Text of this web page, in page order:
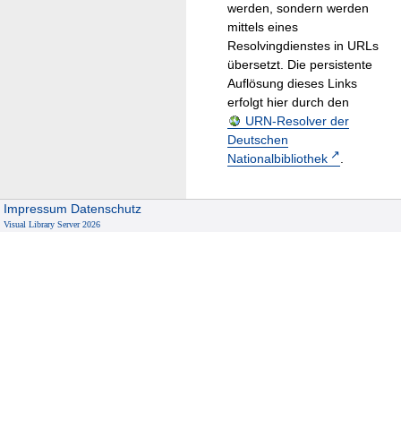
werden, sondern werden
mittels eines
Resolvingdienstes in URLs
übersetzt. Die persistente
Auflösung dieses Links
erfolgt hier durch den
URN-Resolver der
Deutschen
Nationalbibliothek
.
Impressum Datenschutz
Visual Library Server 2026